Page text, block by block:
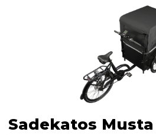
Sadekatos Musta